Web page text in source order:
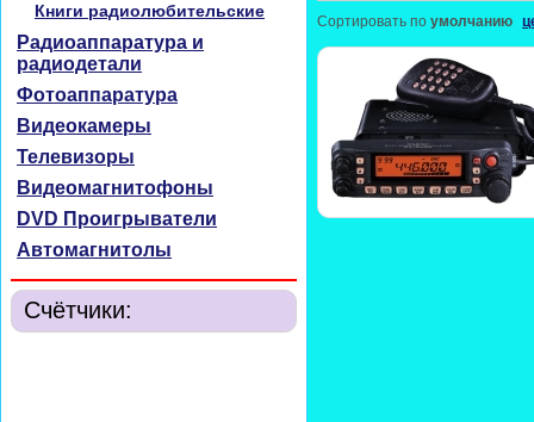
Книги радиолюбительские
Радиоаппаратура и
радиодетали
Фотоаппаратура
Видеокамеры
Телевизоры
Видеомагнитофоны
DVD Проигрыватели
Автомагнитолы
Счётчики:
Сортировать по умолчанию